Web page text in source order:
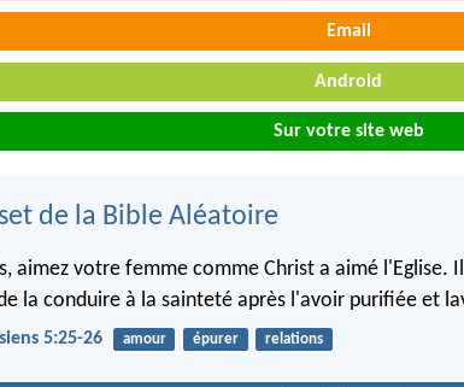
Email
Android
Sur votre site web
de la Bible Aléatoire
aimez votre femme comme Christ a aimé l'Eglise.
la conduire à la sainteté après l'avoir purifiée et
5:25-26 amour épurer relations